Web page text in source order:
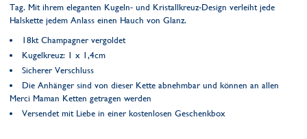
Tag. Mit ihrem eleganten Kugeln- und Kristallkreuz-Design verleiht jede
Halskette jedem Anlass einen Hauch von Glanz.
18kt Champagner vergoldet
Kugelkreuz: 1 x 1,4cm
Sicherer Verschluss
Die Anhänger sind von dieser Kette abnehmbar und können an allen
Merci Maman Ketten getragen werden
Versendet mit Liebe in einer kostenlosen Geschenkbox